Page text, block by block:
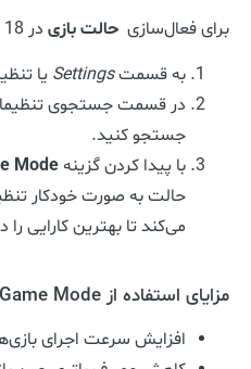
برای فعال‌سازیحالت بازیدر iOS 18 مراحل زیر را دنبال کنید:
به قسمتSettingsیا
در قسمت جستجوی
جستجو کنید.
با پیدا کردن گزینهMode
حالت به صورت خودکار
می‌کند تا بهترین کارایی را در
مزایای استفاده از Game Mode
افزایش سرعت اجرای بازی‌ها